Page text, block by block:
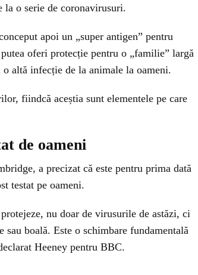
la o serie de coronavirusuri.
apoi un „super antigen” pentru
oferi protecție pentru o „familie” largă
altă infecție de la animale la oameni.
fiindcă aceștia sunt elementele pe care
de oameni
a precizat că este pentru prima dată
testat pe oameni.
nu doar de virusurile de astăzi, ci
sau boală. Este o schimbare fundamentală
Heeney pentru BBC.